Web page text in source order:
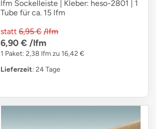
lfm Sockelleiste | Kleber: heso-2801 | 1
Tube für ca. 15 lfm
statt 6,95 € /lfm
6,90 € /lfm
1 Paket: 2,38 lfm zu 16,42 €
Lieferzeit: 24 Tage